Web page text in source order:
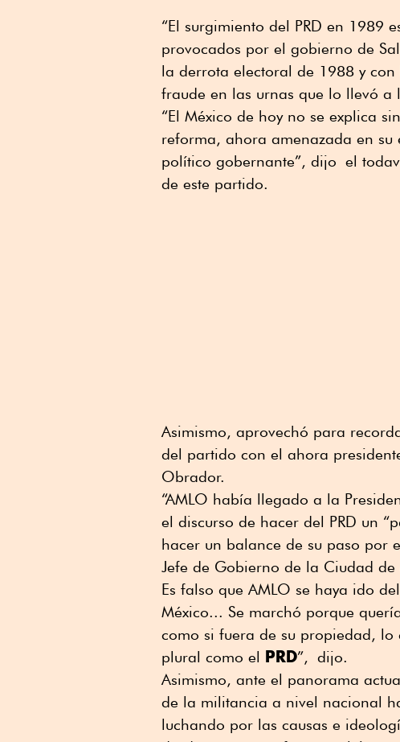
“El surgimiento del PRD en 1989
provocados por el gobierno de
la derrota electoral de 1988 y
fraude en las urnas que lo llevó a
“El México de hoy no se explica
reforma, ahora amenazada en su
político gobernante”, dijo el
de este partido.
Asimismo, aprovechó para
del partido con el ahora
Obrador.
“AMLO había llegado a la
el discurso de hacer del PRD un
hacer un balance de su paso por
Jefe de Gobierno de la Ciudad
Es falso que AMLO se haya ido
México... Se marchó porque
como si fuera de su propiedad,
plural como el PRD”, dijo.
Asimismo, ante el panorama
de la militancia a nivel nacional
luchando por las causas e